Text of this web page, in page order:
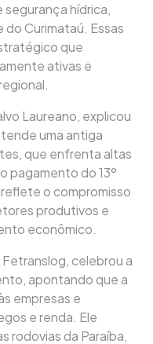
hídrica,
do Curimataú. Essas
que
ativas e
Laureano, explicou
uma antiga
que enfrenta altas
pagamento do 13º
o compromisso
produtivos e
econômico.
celebrou a
apontando que a
empresas e
e renda. Ele
rodovias da Paraíba,